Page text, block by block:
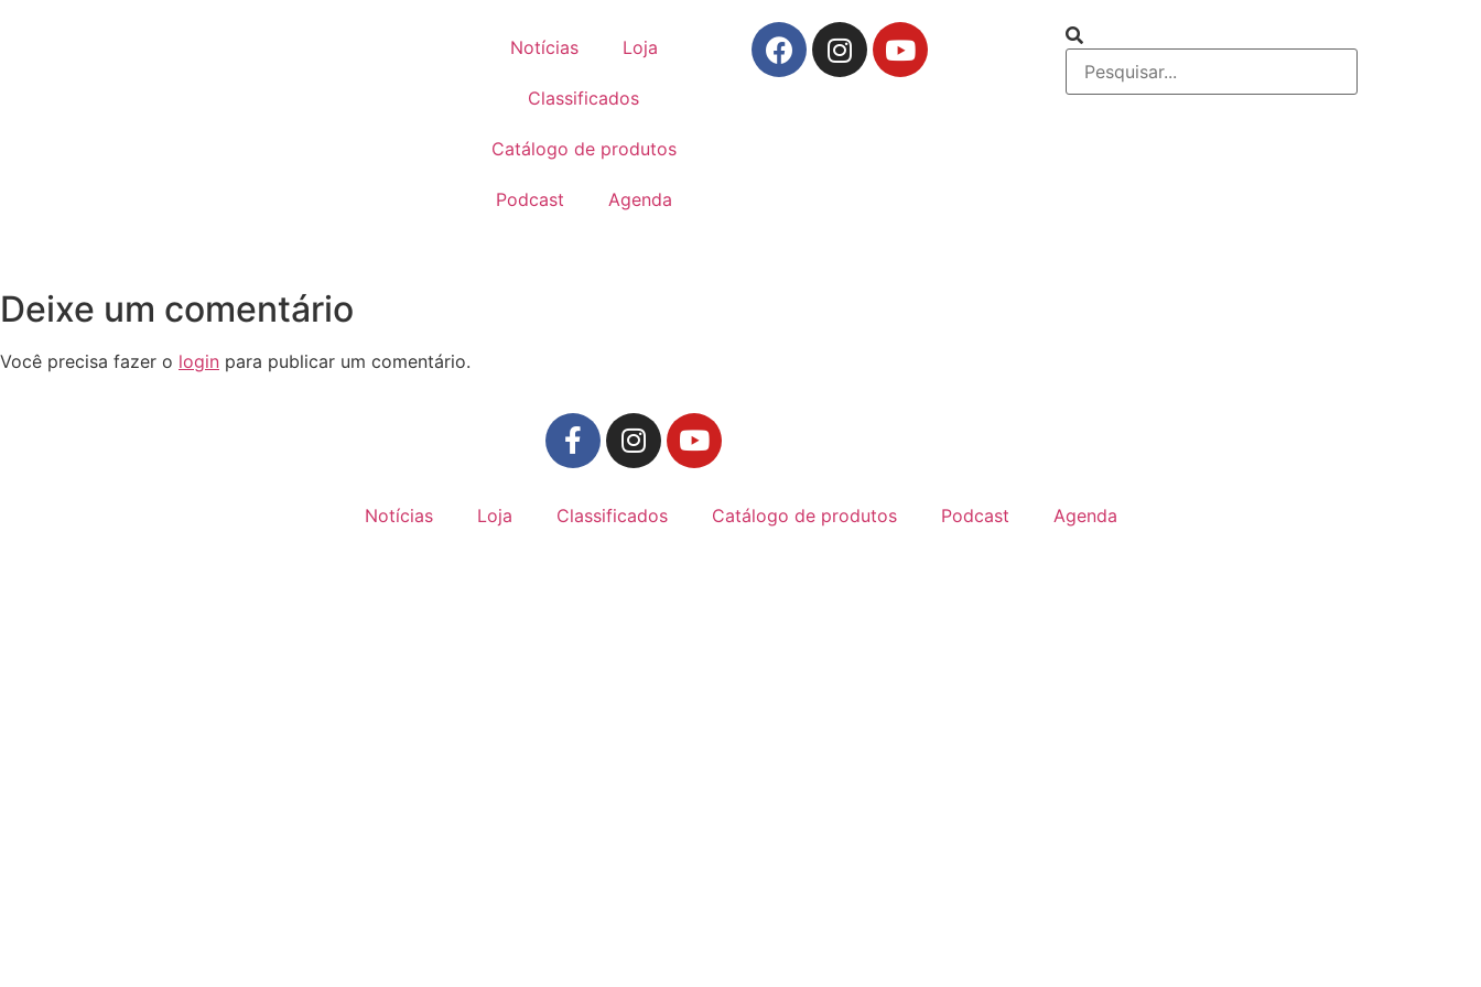
Notícias Loja
Classificados
Catálogo de produtos
Podcast Agenda
Deixe um comentário
Você precisa fazer o login para publicar um comentário.
Notícias Loja Classificados Catálogo de produtos Podcast Agenda